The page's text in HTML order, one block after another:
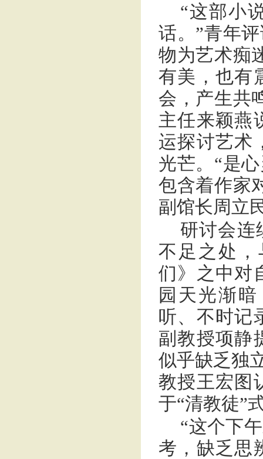
“这部小
话。”青年
物为艺术痴
有美，也有
会，产生共
主任来颖燕
运探讨艺术
光芒。“是
包含着作家
副馆长周立
研讨会连
不足之处
们》之中对
园天光渐
听、不时记
副教授项静
似乎缺乏独
教授王宏图
于“清教徒
“这个下
考，缺乏思